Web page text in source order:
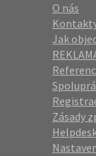
O nás
Jak
Zásady